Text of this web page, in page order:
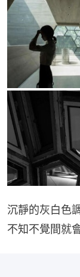
沉靜的灰白色
不知不覺間就